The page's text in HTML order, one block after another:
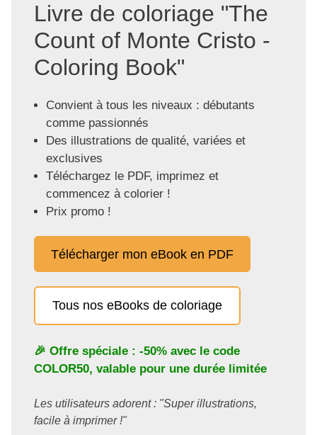
Livre de coloriage "The
Count of Monte Cristo -
Coloring Book"
Convient à tous les niveaux : débutants
comme passionnés
Des illustrations de qualité, variées et
exclusives
Téléchargez le PDF, imprimez et
commencez à colorier !
Prix promo !
Télécharger mon eBook en PDF
Tous nos eBooks de coloriage
🎉 Offre spéciale : -50% avec le code
COLOR50, valable pour une durée limitée
Les utilisateurs adorent : "Super illustrations,
facile à imprimer !"